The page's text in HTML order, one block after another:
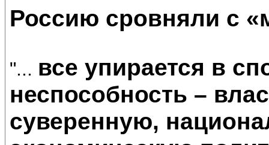
Россию сровняли с
"... все упирается в
неспособность –
суверенную,